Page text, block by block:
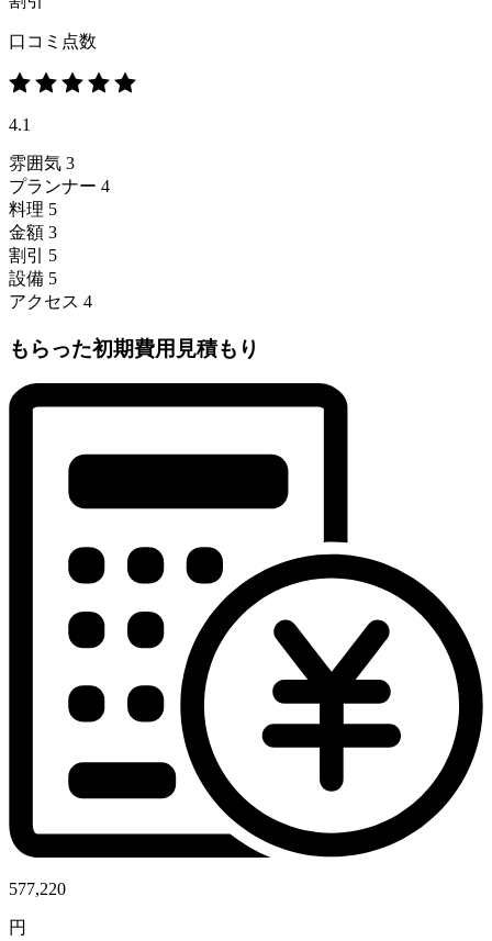
口コミ点数
4.1
雰囲気 3
プランナー 4
料理 5
金額 3
割引
5
設備 5
アクセス 4
もらった初期費用見積もり
577,220
円